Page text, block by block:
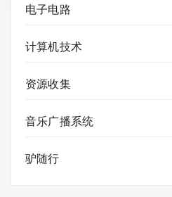
电子电路
计算机技术
资源收集
音乐广播系统
驴随行